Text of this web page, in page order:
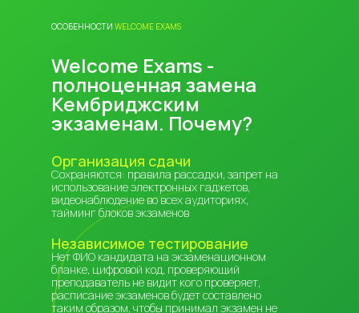
Независимое тестирование
Нет ФИО кандидата на экзаменационном
бланке, цифровой код, проверяющий
преподаватель не видит кого проверяет,
расписание экзаменов будет составлено
таким образом, чтобы принимал экзамен не
Организация сдачи
Сохраняются: правила рассадки, запрет на
использование электронных гаджетов,
видеонаблюдение во всех аудиториях,
тайминг блоков экзаменов
Welcome Exams -
полноценная замена
Кембриджским
экзаменам. Почему?
ОСОБЕННОСТИ WELCOME EXAMS